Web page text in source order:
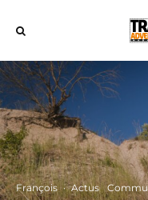
François · Actus